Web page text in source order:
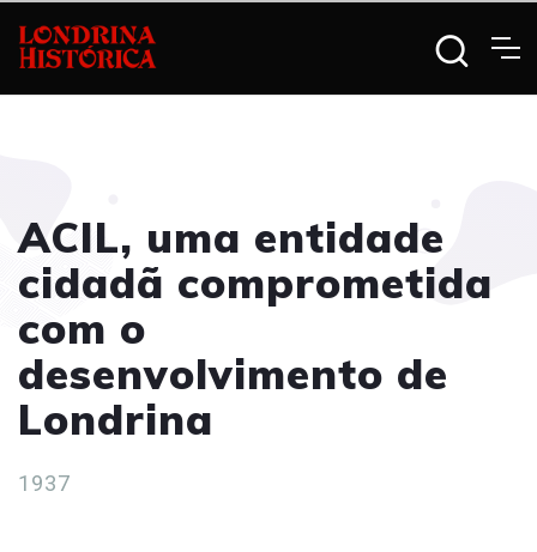
ACIL, uma entidade
cidadã comprometida
com o
desenvolvimento de
Londrina
1937